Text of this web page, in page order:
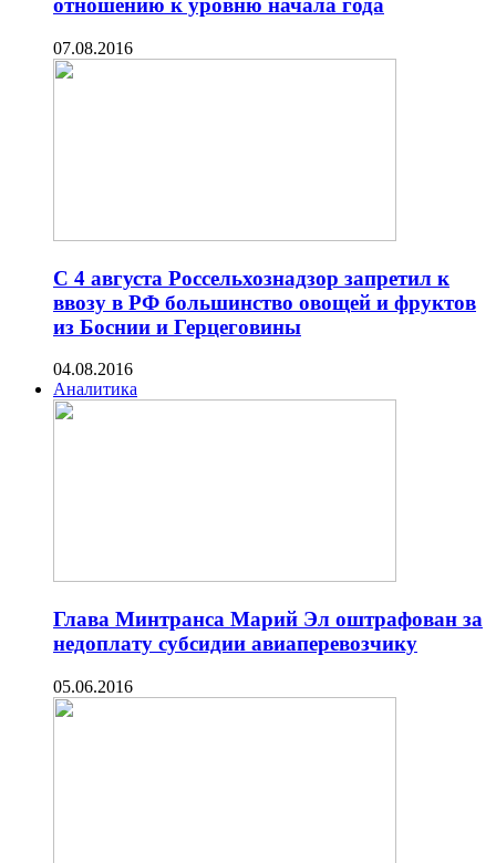
отношению к уровню начала года
07.08.2016
C 4 августа Россельхознадзор запретил к
ввозу в РФ большинство овощей и фруктов
из Боснии и Герцеговины
04.08.2016
Аналитика
Глава Минтранса Марий Эл оштрафован за
недоплату субсидии авиаперевозчику
05.06.2016